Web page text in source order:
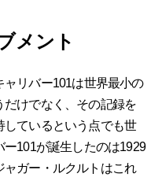
メント
リバー101は世界最小の
けでなく、その記録を
ているという点でも世
101が誕生したのは1929
ガー・ルクルトはこれ